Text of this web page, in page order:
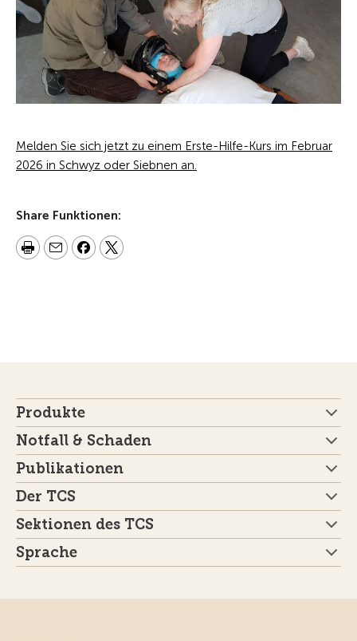
Melden Sie sich jetzt zu einem Erste-Hilfe-Kurs im Februar
2026 in Schwyz oder Siebnen an.
Share Funktionen:
Produkte
Notfall & Schaden
Publikationen
Der TCS
Sektionen des TCS
Sprache